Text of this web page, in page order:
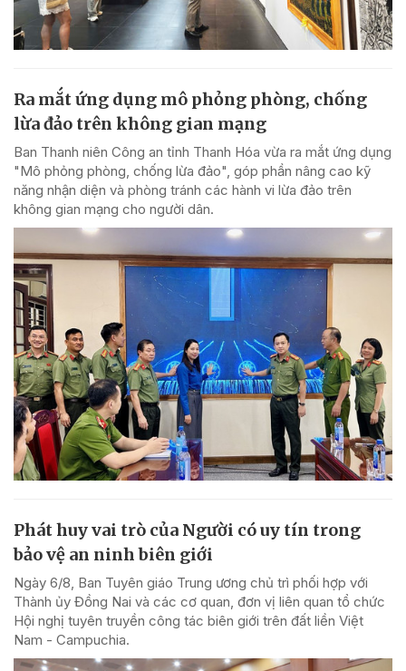
Ra mắt ứng dụng mô phỏng phòng, chống
lừa đảo trên không gian mạng
Ban Thanh niên Công an tỉnh Thanh Hóa vừa ra mắt ứng dụng
"Mô phỏng phòng, chống lừa đảo", góp phần nâng cao kỹ
năng nhận diện và phòng tránh các hành vi lừa đảo trên
không gian mạng cho người dân.
Phát huy vai trò của Người có uy tín trong
bảo vệ an ninh biên giới
Ngày 6/8, Ban Tuyên giáo Trung ương chủ trì phối hợp với
Thành ủy Đồng Nai và các cơ quan, đơn vị liên quan tổ chức
Hội nghị tuyên truyền công tác biên giới trên đất liền Việt
Nam - Campuchia.